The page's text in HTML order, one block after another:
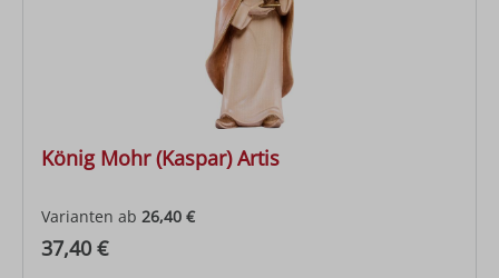
König Mohr (Kaspar) Artis
Varianten ab 26,40 €
Regulärer Preis:
37,40 €